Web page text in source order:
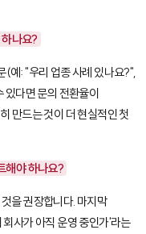
나요?
예: "우리 업종 사례 있나요?",
있다면 문의 전환율이
만드는 것이 더 현실적인 첫
해야 하나요?
을 권장합니다. 마지막
사가 아직 운영 중인가'라는